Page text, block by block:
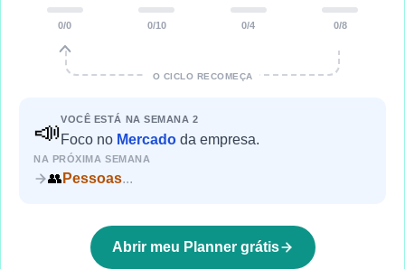
O CICLO RECOMEÇA
0/0 0/10 0/4 0/8
📣VOCÊ ESTÁ NA SEMANA2
Foco no Mercado da empresa.
NA PRÓXIMA SEMANA
👥 Pessoas...
Abrir meu Planner grátis